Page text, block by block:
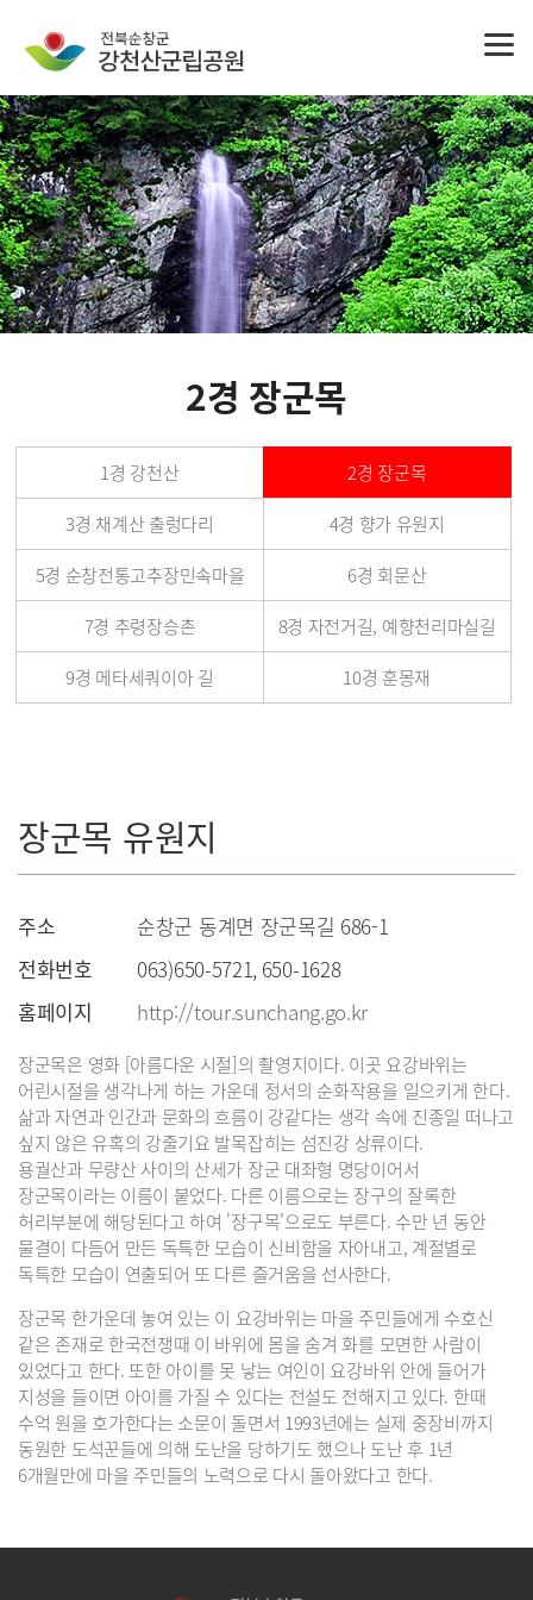
2경 장군목
1경 강천산
2경 장군목
3경 채계산 출렁다리
4경 향가 유원지
5경 순창전통고추장민속마을
6경 회문산
7경 추령장승촌
8경 자전거길, 예향천리마실길
9경 메타세쿼이아 길
10경 훈몽재
장군목 유원지
주소
순창군 동계면 장군목길 686-1
전화번호
063)650-5721, 650-1628
홈페이지
http://tour.sunchang.go.kr
장군목은 영화 [아름다운 시절]의 촬영지이다. 이곳 요강바위는
어린시절을 생각나게 하는 가운데 정서의 순화작용을 일으키게 한다.
삶과 자연과 인간과 문화의 흐름이 강같다는 생각 속에 진종일 떠나고
싶지 않은 유혹의 강줄기요 발목잡히는 섬진강 상류이다.
용궐산과 무량산 사이의 산세가 장군 대좌형 명당이어서
장군목이라는 이름이 붙었다. 다른 이름으로는 장구의 잘록한
허리부분에 해당된다고 하여 '장구목'으로도 부른다. 수만 년 동안
물결이 다듬어 만든 독특한 모습이 신비함을 자아내고, 계절별로
독특한 모습이 연출되어 또 다른 즐거움을 선사한다.
장군목 한가운데 놓여 있는 이 요강바위는 마을 주민들에게 수호신
같은 존재로 한국전쟁때 이 바위에 몸을 숨겨 화를 모면한 사람이
있었다고 한다. 또한 아이를 못 낳는 여인이 요강바위 안에 들어가
지성을 들이면 아이를 가질 수 있다는 전설도 전해지고 있다. 한때
수억 원을 호가한다는 소문이 돌면서 1993년에는 실제 중장비까지
동원한 도석꾼들에 의해 도난을 당하기도 했으나 도난 후 1년
6개월만에 마을 주민들의 노력으로 다시 돌아왔다고 한다.